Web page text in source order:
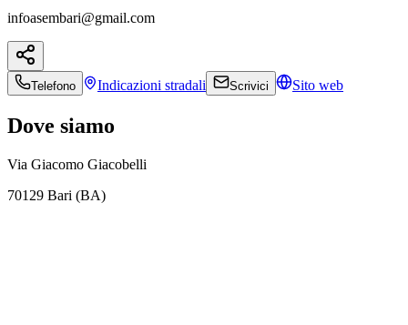
infoasembari@gmail.com
Telefono Indicazioni stradali Scrivici Sito web
Dove siamo
Via Giacomo Giacobelli
70129 Bari (BA)